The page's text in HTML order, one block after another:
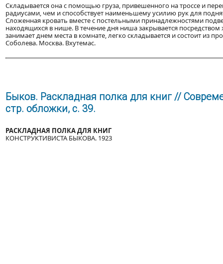
Складывается она с помощью груза, привешенного на троссе и
радиусами, чем и способствует наименьшему усилию рук для
Сложенная кровать вместе с постельными принадлежностями
находящихся в нише. В течение дня ниша закрывается
занимает днем места в комнате, легко складывается и состоит из
Соболева. Москва. Вхутемас.
Быков. Раскладная полка для книг //
стр. обложки, с. 39.
РАСКЛАДНАЯ ПОЛКА ДЛЯ КНИГ
КОНСТРУКТИВИСТА БЫКОВА. 1923